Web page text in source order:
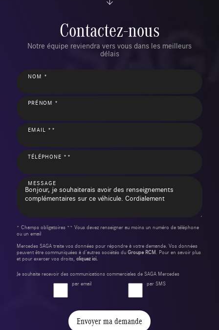
Contactez-nous
Notre équipe reviendra vers vous dans les meilleurs
délais
NOM *
PRÉNOM *
EMAIL **
TÉLÉPHONE **
MESSAGE
* Champs obligatoires ** Vous devez renseigner au moins un numéro de téléphone
ou un email
Mercedes SAGA traite vos données pour répondre à votre demande. Vos données
peuvent être communiquées à d’autres sociétés du Groupe RCM. Pour en savoir plus
et pour exercer vos droits, cliquez ici.
Je souhaite recevoir des communications commerciales de SAGA Mercedes
par email
par SMS
Envoyer ma demande